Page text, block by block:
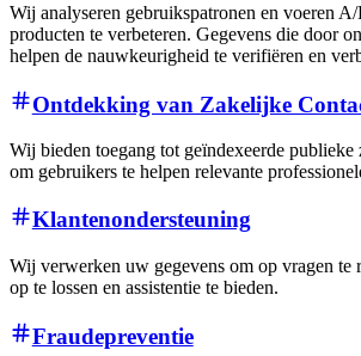
Wij analyseren gebruikspatronen en voeren
producten te verbeteren. Gegevens die door
helpen de nauwkeurigheid te verifiëren en
Ontdekking van Zakelijke
Wij bieden toegang tot geïndexeerde publieke
om gebruikers te helpen relevante
Klantenondersteuning
Wij verwerken uw gegevens om op vragen te
op te lossen en assistentie te bieden.
Fraudepreventie